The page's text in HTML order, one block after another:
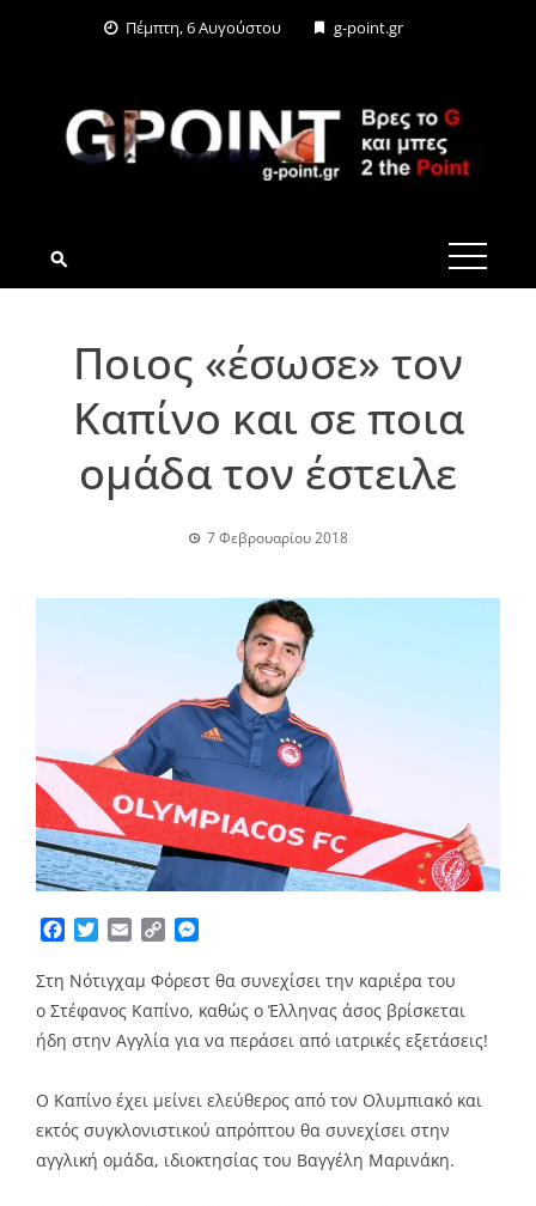
Πέμπτη, 6 Αυγούστου g-point.gr
G-POINT.GR
Ποιος «έσωσε» τον
Καπίνο και σε ποια
ομάδα τον έστειλε
7 Φεβρουαρίου 2018
Facebook
TwitterEmailCopy
Στη Νότιγχαμ Φόρεστ θα συνεχίσει την καριέρα του
ο Στέφανος Καπίνο, καθώς ο Έλληνας άσος βρίσκεται
ήδη στην Αγγλία για να περάσει από ιατρικές εξετάσεις!
Ο Καπίνο έχει μείνει ελεύθερος από τον Ολυμπιακό και
εκτός συγκλονιστικού απρόπτου θα συνεχίσει στην
αγγλική ομάδα, ιδιοκτησίας του Βαγγέλη Μαρινάκη.